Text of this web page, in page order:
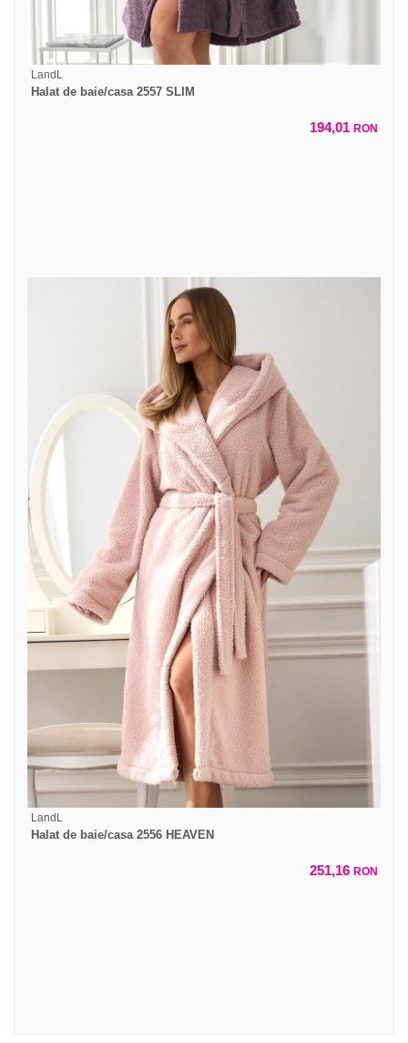
LandL
Halat de baie/casa 2557 SLIM
194,01 RON
LandL
Halat de baie/casa 2556 HEAVEN
251,16 RON